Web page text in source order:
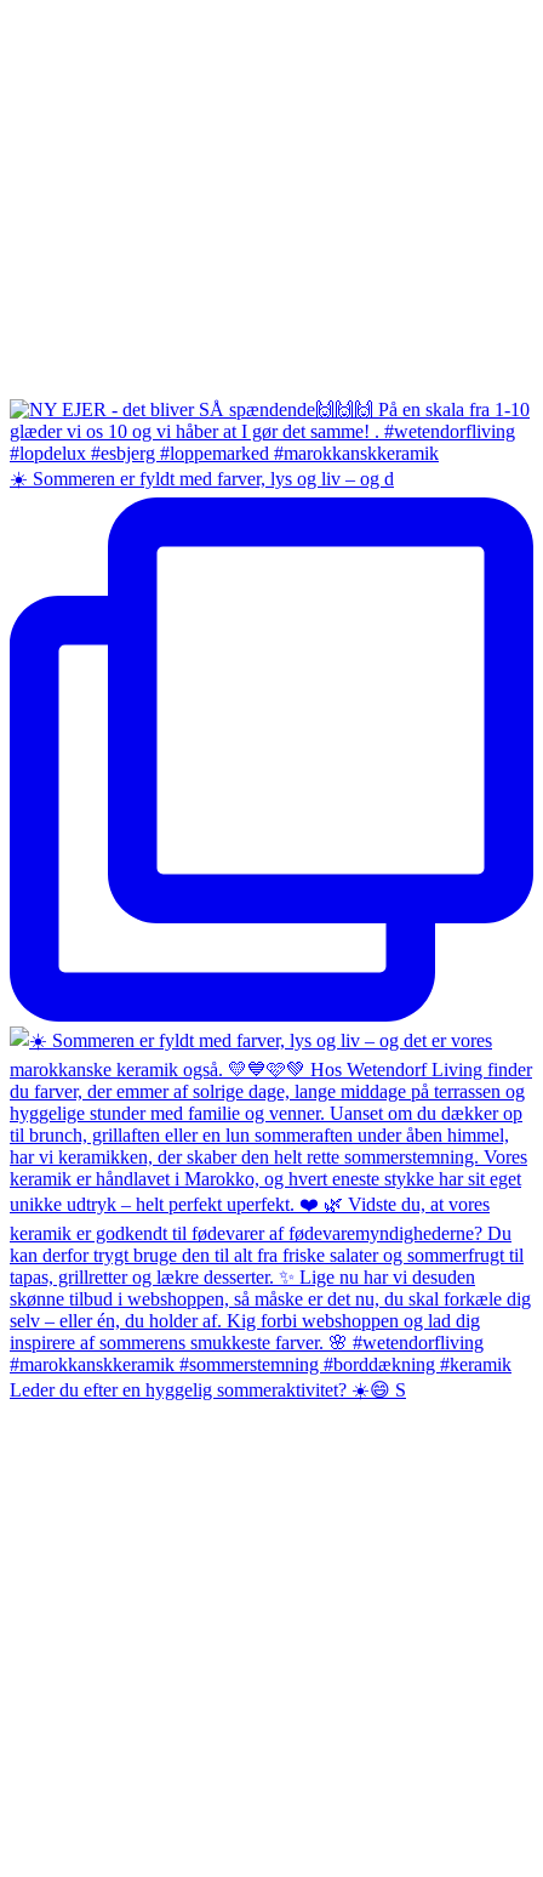
☀️ Sommeren er fyldt med farver, lys og liv – og d
Leder du efter en hyggelig sommeraktivitet? ☀️😄 S